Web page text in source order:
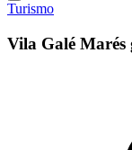
Turismo
Vila Galé